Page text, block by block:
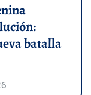
batalla